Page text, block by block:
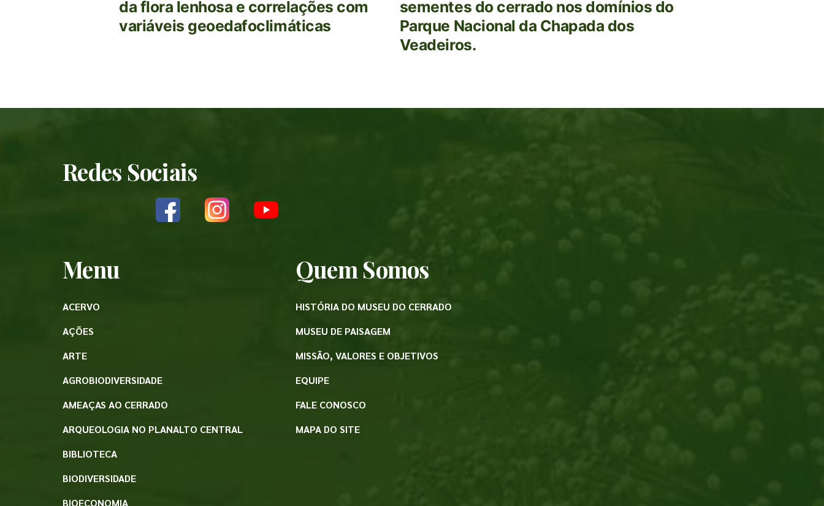
da flora lenhosa e correlações com
variáveis geoedafoclimáticas
sementes do cerrado nos domínios do
Parque Nacional da Chapada dos
Veadeiros.
Redes Sociais
Menu
ACERVO
AÇÕES
ARTE
AGROBIODIVERSIDADE
AMEAÇAS AO CERRADO
ARQUEOLOGIA NO PLANALTO CENTRAL
BIBLIOTECA
BIODIVERSIDADE
BIOECONOMIA
Quem Somos
HISTÓRIA DO MUSEU DO CERRADO
MUSEU DE PAISAGEM
MISSÃO, VALORES E OBJETIVOS
EQUIPE
FALE CONOSCO
MAPA DO SITE